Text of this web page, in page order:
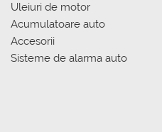
Uleiuri de motor
Acumulatoare auto
Accesorii
Sisteme de alarma auto